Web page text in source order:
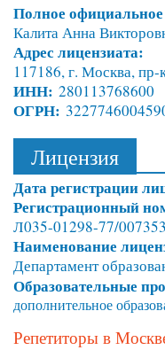
Полное
Калита Анна
Адрес лицензиата:
117186, г. Москва, пр-
ИНН: 280113768600
ОГРН:
Лицензия
Дата регистрации
Регистрационный
Л035-01298-77/
Наименование
Департамент
Образовательные
дополнительное
Репетиторы в